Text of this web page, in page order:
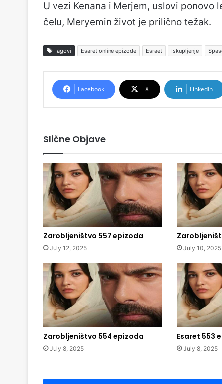
U vezi Kenana i Merjem, uslovi ponovo
čelu, Meryemin život je prilično težak.
Tagovi Esaret online epizode Esraet Iskupljenje
Facebook X LinkedIn
Slične Objave
Zarobljeništvo 557 epizoda
July 12, 2025 July 10, 2025
Zarobljeništvo 554 epizoda
July 8, 2025
Esaret 553
July 8, 2025